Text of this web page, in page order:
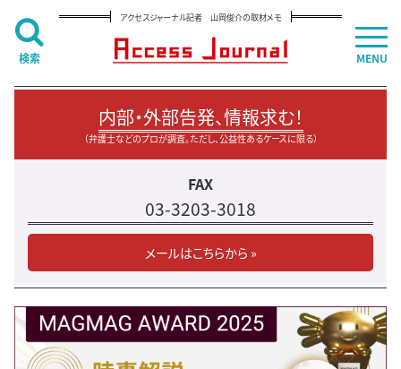
アクセスジャーナル記者 山岡俊介の取材メモ
内部・外部告発、情報求む！
（弁護士などのプロが調査。ただし、公益性あるケースに限る）
FAX
03-3203-3018
メールはこちらから »
MENU
検索